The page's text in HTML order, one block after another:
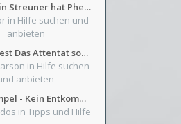
Hilfe! Mein Streuner hat Phexens Gunst verloren...
in Hilfe suchen und
anbieten
Nebenquest Das Attentat sowie Beilunker Reiter und zwei kleine Ausrüstungsfragen
in Hilfe suchen
anbieten
Phex-Tempel - Kein Entkommen aus Weinkeller/Bibliothek Trakt
in Tipps und Hilfe